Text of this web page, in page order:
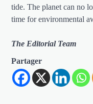
tide. The planet can no
time for environmental
The Editorial Team
Partager